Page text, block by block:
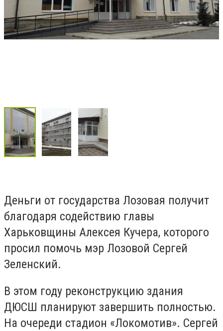
Деньги от государства Лозовая получит
благодаря содействию главы
Харьковщины Алексея Кучера, которого
просил помочь мэр Лозовой Сергей
Зеленский.
В этом году реконструкцию здания
ДЮСШ планируют завершить полностью.
На очереди стадион «Локомотив». Сергей